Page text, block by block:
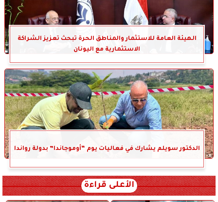
الهيئة العامة للاستثمار والمناطق الحرة تبحث تعزيز الشراكة
الاستثمارية مع اليونان
الدكتور سويلم يشارك في فعاليات يوم “أوموجاندا” بدولة رواندا
الأعلى قراءة